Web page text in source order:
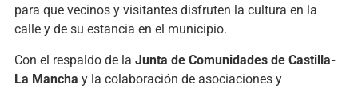
para que vecinos y visitantes disfruten la cultura en la
calle y de su estancia en el municipio.
Con el respaldo de la Junta de Comunidades de Castilla-
La Mancha y la colaboración de asociaciones y